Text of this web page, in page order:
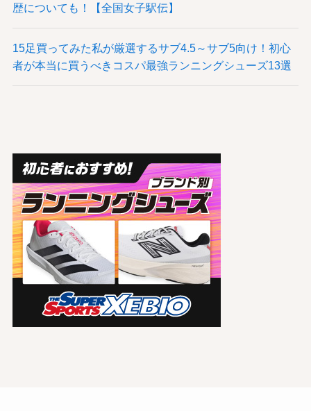
歴についても！【全国女子駅伝】
15足買ってみた私が厳選するサブ4.5～サブ5向け！初心
者が本当に買うべきコスパ最強ランニングシューズ13選